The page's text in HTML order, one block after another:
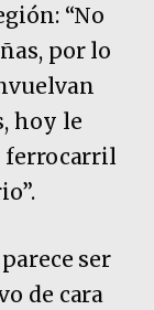
“No
por lo
hoy le
ferrocarril
ser
de cara